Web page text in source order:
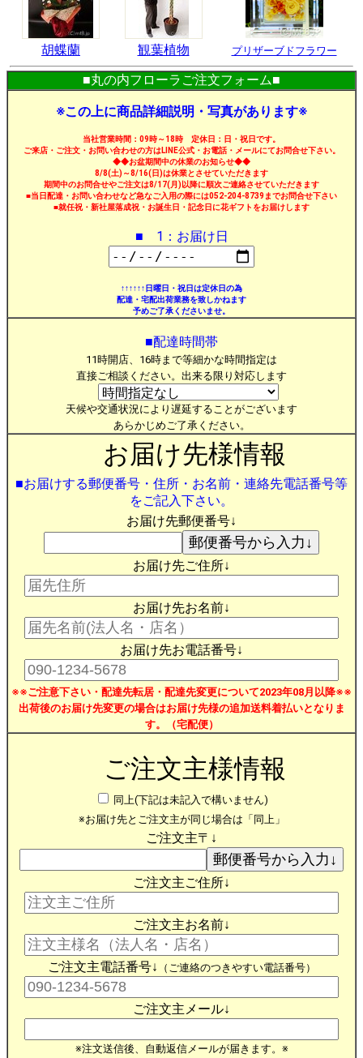
胡蝶蘭 観葉植物 プリザーブドフラワー
■丸の内フローラご注文フォーム■
※この上に商品詳細説明・写真があります※
当社営業時間：09時～18時 定休日：日・祝日です。
ご来店・ご注文・お問い合わせの方はLINE公式・お電話・メールにてお問合せ下さい。
◆◆お盆期間中の休業のお知らせ◆◆
8/8(土)～8/16(日)は休業とさせていただきます
期間中のお問合せやご注文は8/17(月)以降に順次ご連絡させていただきます
■当日配達・お問い合わせなど急なご入用の際には052-204-8739までお問合せ下さい
■就任祝・新社屋落成祝・お誕生日・記念日に花ギフトをお届けします
■ 1：お届け日
↑↑↑↑↑↑日曜日・祝日は定休日の為
配達・宅配出荷業務を致しかねます
予めご了承くださいませ。
■配達時間帯
11時開店、16時まで等細かな時間指定は
直接ご相談ください。出来る限り対応します
天候や交通状況により遅延することがございます
あらかじめご了承ください。
お届け先様情報
■お届けする郵便番号・住所・お名前・連絡先電話番号等
をご記入下さい。
お届け先郵便番号↓
お届け先ご住所↓
お届け先お名前↓
お届け先お電話番号↓
※※ご注意下さい・配達先転居・配達先変更について2023年08月以降※※
出荷後のお届け先変更の場合はお届け先様の追加送料着払いとなりま
す。（宅配便）
ご注文主様情報
同上(下記は未記入で構いません)
※お届け先とご注文主が同じ場合は「同上」
ご注文主〒↓
ご注文主ご住所↓
ご注文主お名前↓
ご注文主電話番号↓ （ご連絡のつきやすい電話番号）
ご注文主メール↓
※注文送信後、自動返信メールが届きます。※